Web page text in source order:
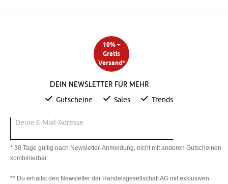
10% +
Gratis
Versand*
Dein Newsletter für mehr
Gutscheine Sales Trends
Deine E-Mail-Adresse
* 30 Tage gültig nach Newsletter-Anmeldung, nicht mit anderen Gutscheinen
kombinierbar.
** Du erhältst den Newsletter der Handelsgesellschaft AG mit exklusiven